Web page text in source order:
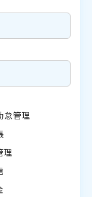
怠管理
理